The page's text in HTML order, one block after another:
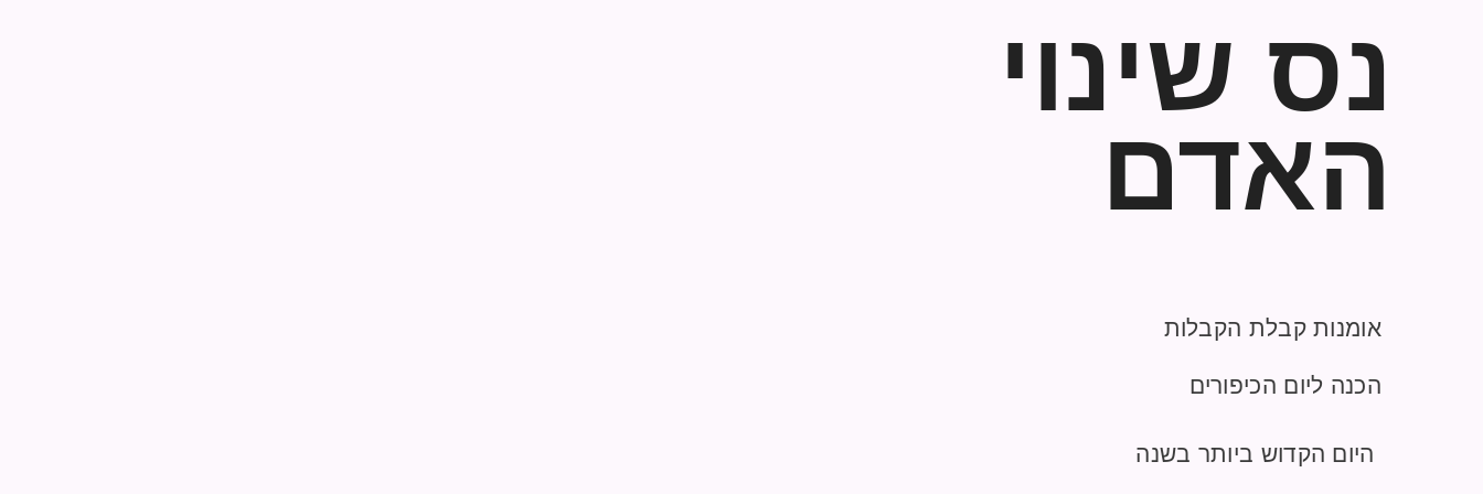
נס שינוי
האדם
אומנות קבלת הקבלות
הכנה ליום הכיפורים
היום הקדוש ביותר בשנה